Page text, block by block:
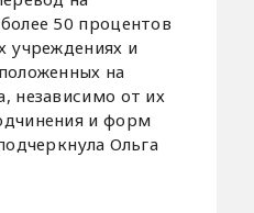
50 процентов
учреждениях и
на
независимо от их
и форм
Ольга